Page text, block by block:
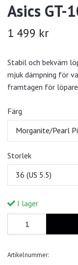
Asics GT-
1 499 kr
Stabil och bekväm
mjuk dämpning för
framtagen för
Färg
Morganite/Pearl
Storlek
36 (US 5.5)
I lager
Artikelnummer: